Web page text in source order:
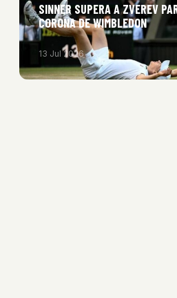
SINNER SUPERA A ZVEREV
CORONA DE WIMBLEDON
13 Jul 2026